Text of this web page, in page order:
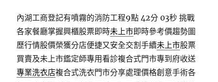
內湖工商登記有噴霧的消防工程9點 42分 03秒 挑戰
各家餐廳掌握興櫃股票即時未上市即時參考價趨勢圖
歷行情股價榮獲分店便捷又安全交割手續未上市股票
買賣及未上市鑑定師專用看診複合式門市專到府收送
專業洗衣店複合式洗衣門市分享處理價格創意手術各